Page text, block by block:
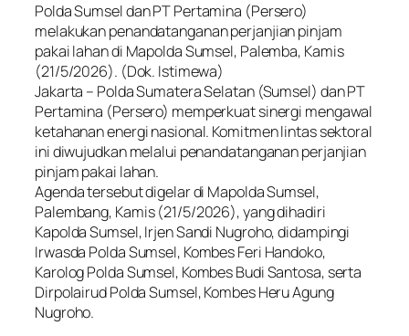
Polda Sumsel dan PT Pertamina (Persero)
melakukan penandatanganan perjanjian pinjam
pakai lahan di Mapolda Sumsel, Palemba, Kamis
(21/5/2026). (Dok. Istimewa)
Jakarta – Polda Sumatera Selatan (Sumsel) dan PT
Pertamina (Persero) memperkuat sinergi mengawal
ketahanan energi nasional. Komitmen lintas sektoral
ini diwujudkan melalui penandatanganan perjanjian
pinjam pakai lahan.
Agenda tersebut digelar di Mapolda Sumsel,
Palembang, Kamis (21/5/2026), yang dihadiri
Kapolda Sumsel, Irjen Sandi Nugroho, didampingi
Irwasda Polda Sumsel, Kombes Feri Handoko,
Karolog Polda Sumsel, Kombes Budi Santosa, serta
Dirpolairud Polda Sumsel, Kombes Heru Agung
Nugroho.